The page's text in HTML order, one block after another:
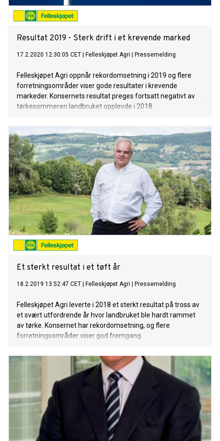
Resultat 2019 - Sterk drift i et krevende marked
17.2.2020 12:30:05 CET Felleskjøpet Agri Pressemelding
Felleskjøpet Agri oppnår rekordomsetning i 2019 og flere
forretningsområder viser gode resultater i krevende
markeder. Konsernets resultat preges fortsatt negativt av
tørkesommeren landbruket opplevde i 2018.
Et sterkt resultat i et tøft år
18.2.2019 13:52:47 CET Felleskjøpet Agri Pressemelding
Felleskjøpet Agri leverte i 2018 et sterkt resultat på tross av
et svært utfordrende år hvor landbruket ble hardt rammet
av tørke. Konsernet har rekordomsetning, og flere
forretningsområder viser god fremgang.